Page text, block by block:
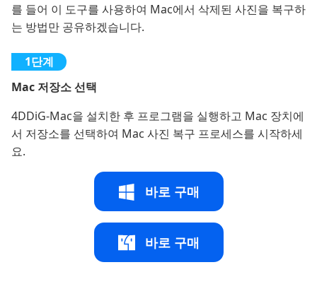
를 들어 이 도구를 사용하여 Mac에서 삭제된 사진을 복구하
는 방법만 공유하겠습니다.
Mac 저장소 선택
4DDiG-Mac을 설치한 후 프로그램을 실행하고 Mac 장치에
서 저장소를 선택하여 Mac 사진 복구 프로세스를 시작하세
요.
바로 구매
바로 구매